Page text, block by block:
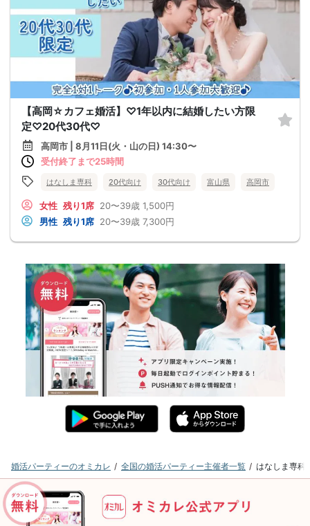
【高岡☆カフェ婚活】♡1年以内に結婚したい方限
定♡20代30代♡
高岡市 | 8月11日(火・山の日) 14:30〜
受付終了まで25時間
はなしま専科 20代向け 30代向け 富山県 高岡市
女性 残り1席 20〜39歳 1,500円
男性 残り1席 20〜39歳 7,300円
婚活パーティーのオミカレ 全国の婚活パーティー主催者一覧 はなしま専科